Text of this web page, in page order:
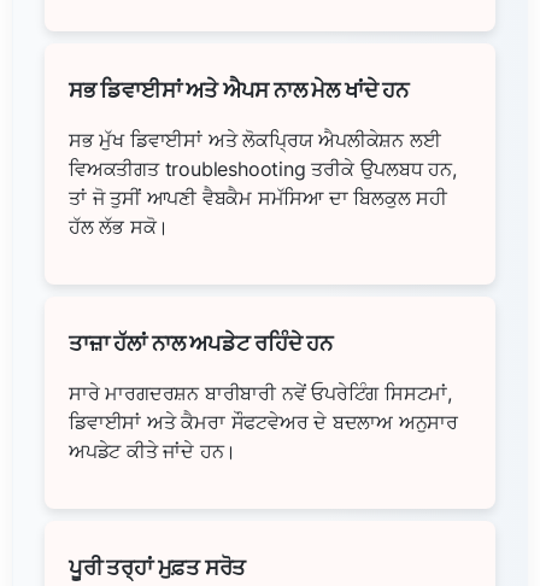
ਸਭ ਡਿਵਾਈਸਾਂ ਅਤੇ ਐਪਸ ਨਾਲ ਮੇਲ ਖਾਂਦੇ ਹਨ
ਸਭ ਮੁੱਖ ਡਿਵਾਈਸਾਂ ਅਤੇ ਲੋਕਪ੍ਰਿਯ ਐਪਲੀਕੇਸ਼ਨ ਲਈ
ਵਿਅਕਤੀਗਤ troubleshooting ਤਰੀਕੇ ਉਪਲਬਧ ਹਨ,
ਤਾਂ ਜੋ ਤੁਸੀਂ ਆਪਣੀ ਵੈਬਕੈਮ ਸਮੱਸਿਆ ਦਾ ਬਿਲਕੁਲ ਸਹੀ
ਹੱਲ ਲੱਭ ਸਕੋ।
ਤਾਜ਼ਾ ਹੱਲਾਂ ਨਾਲ ਅਪਡੇਟ ਰਹਿੰਦੇ ਹਨ
ਸਾਰੇ ਮਾਰਗਦਰਸ਼ਨ ਬਾਰੀਬਾਰੀ ਨਵੇਂ ਓਪਰੇਟਿੰਗ ਸਿਸਟਮਾਂ,
ਡਿਵਾਈਸਾਂ ਅਤੇ ਕੈਮਰਾ ਸੌਫਟਵੇਅਰ ਦੇ ਬਦਲਾਅ ਅਨੁਸਾਰ
ਅਪਡੇਟ ਕੀਤੇ ਜਾਂਦੇ ਹਨ।
ਪੂਰੀ ਤਰ੍ਹਾਂ ਮੁਫ਼ਤ ਸਰੋਤ